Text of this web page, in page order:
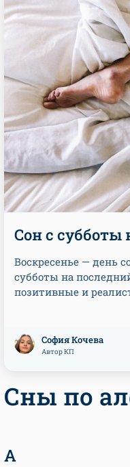
Сон с субботы
Воскресенье — день
субботы на
позитивные и
София Кочева
Автор КП
Сны по
А